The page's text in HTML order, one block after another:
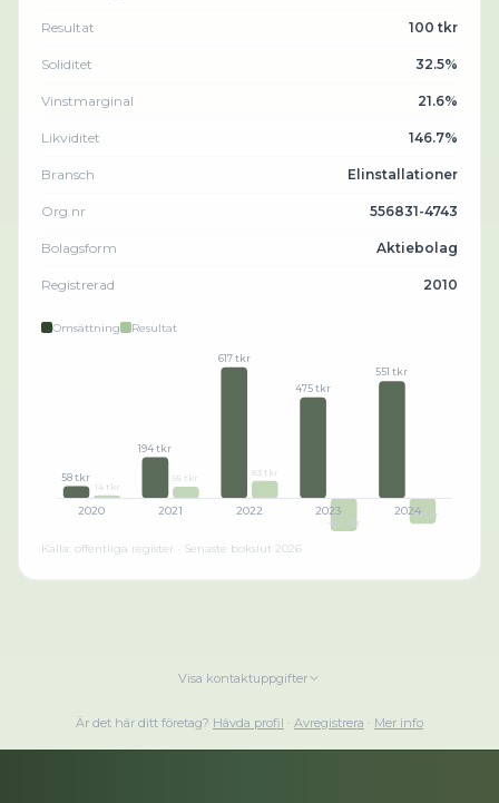
Resultat 100 tkr
Soliditet 32.5%
Vinstmarginal 21.6%
Likviditet 146.7%
Bransch Elinstallationer
Org.nr 556831-4743
Bolagsform Aktiebolag
Registrerad 2010
Omsättning Resultat
58 tkr
14 tkr
2020
194 tkr
55 tkr
2021
617 tkr
83 tkr
2022
475 tkr
-154 tkr
2023
551 tkr
-119 tkr
2024
Källa: offentliga register · Senaste bokslut 2026
Visa kontaktuppgifter
Är det här ditt företag? Hävda profil · Avregistrera · Mer info